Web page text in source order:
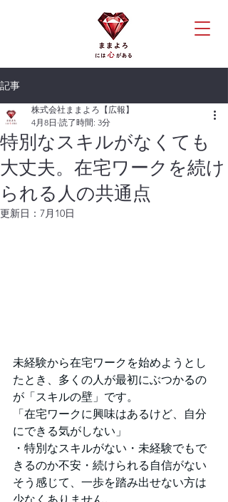
記事
特別なスキルがなくても
大丈夫。在宅ワークを続け
られる人の共通点
株式会社ままよろ【広報】
4月8日 読了時間: 3分
更新日： 7月10日
未経験から在宅ワークを始めようとし
たとき、多くの人が最初にぶつかるの
が「スキルの壁」です。
「在宅ワークに興味はあるけど、自分
にできる気がしない」
・特別なスキルがない・未経験でもで
きるのか不安・続けられる自信がない
そう感じて、一歩を踏み出せない方は
少なくありません。